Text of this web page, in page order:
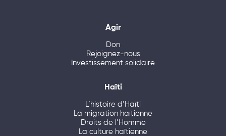
Agir
Don
Rejoignez-nous
Investissement solidaire
Haïti
L’histoire d’Haïti
La migration haïtienne
Droits de l’Homme
La culture haïtienne